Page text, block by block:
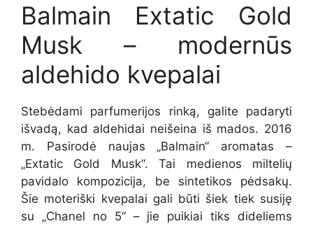
Balmain Extatic Gold
Musk – modernūs
aldehido kvepalai
Stebėdami parfumerijos rinką, galite padaryti
išvadą, kad aldehidai neišeina iš mados. 2016
m. Pasirodė naujas „Balmain“ aromatas –
„Extatic Gold Musk“. Tai medienos miltelių
pavidalo kompozicija, be sintetikos pėdsakų.
Šie moteriški kvepalai gali būti šiek tiek susiję
su „Chanel no 5“ – jie puikiai tiks dideliems